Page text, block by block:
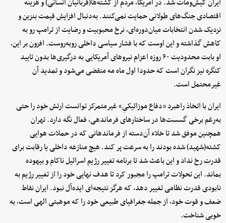
ایران کیش‌ومات شد. در آمریکا، مردم از کشته‌ها(قربانیان انسانی) و هزینه
اقتصادی جنگ‌های طولانی حمایت نمی‌کنند. به‌دنبال افزایش قیمت بنزین و
نزدیک شدن انتخابات میان‌دوره‌ای، نرخ محبوبیت و رضایت از ترامپ رو به
کاهش گذاشته و این اوست که با فشار سیاسی داخلی روبه‌روست. افزون بر این،
او بابت محدودیت ۶۰ روزه اعزام نیروهای آمریکایی به درگیری‌ها بدون تایید
کنگره نیز نگران است که حدودا اول ماه مه منقضی می‌شود و تمدید آن
غیرمحتمل است.
ایران با اتخاذ راهبرد «دفاع موزائیکیِ» غیرمتمرکز توانست ارتش خود را حتی
به‌رغم برخی گسست‌ها در ساختارهای فرماندهی، فعال نگه دارد. تهران
همچنین موفق شد تا خلاء آن‌دسته از فرماندهانی که در حملات هوایی
کشته(شهید) شده بودند را به سرعت پر کند. هیچ منازعه داخلی یا رقابت برای
قدرت رخ نداد و این باعث شد تا برنامه تغییر رژیم اسرائیل ناکام و بیهوده
بماند. این تحولات ترامپ را مجبور کرد تا هدف نهایی خود را از تغییر رژیم به
نابودی قدرت نظامی تغییر دهد، که هرگز نتیجه‌ای ایده‌آل نبود. ایران نقاط
ضعف و قوت خود، از جمله جغرافیای طبیعی‌ خود را که موهبتی الهی است، به
خوبی شناخت.